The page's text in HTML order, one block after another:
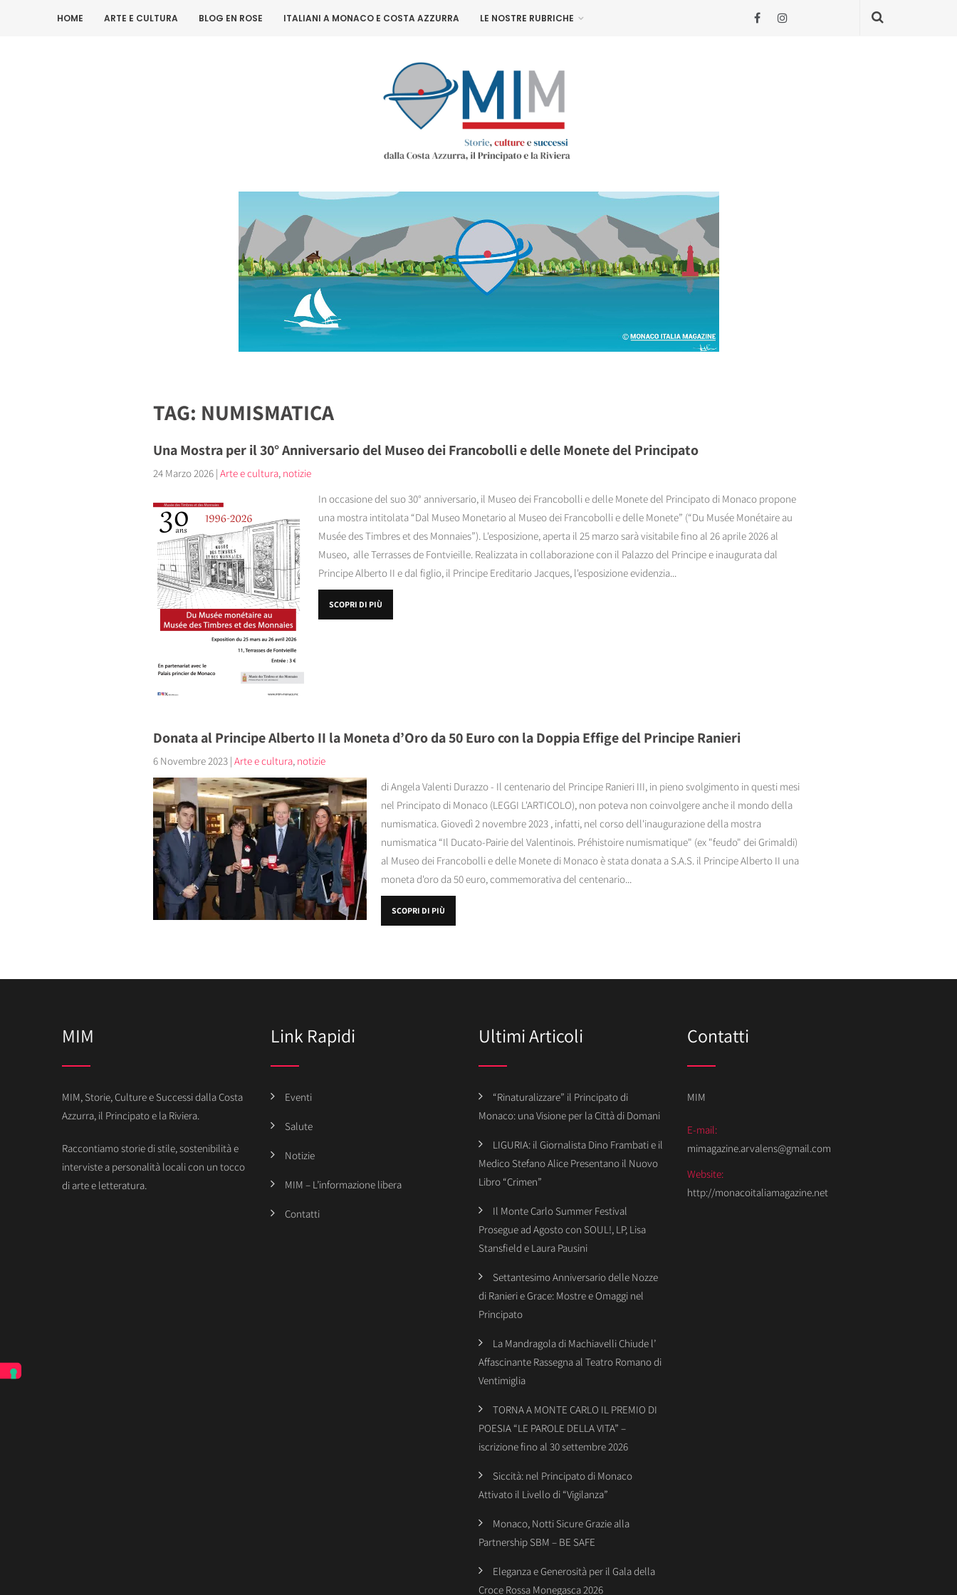
HOME ARTE E CULTURA BLOG EN ROSE ITALIANI A MONACO E COSTA AZZURRA LE NOSTRE RUBRICHE
TAG: NUMISMATICA
Una Mostra per il 30° Anniversario del Museo dei Francobolli e delle Monete del Principato
24 Marzo 2026 | Arte e cultura, notizie
In occasione del suo 30° anniversario, il Museo dei Francobolli e delle Monete del Principato di Monaco propone
una mostra intitolata “Dal Museo Monetario al Museo dei Francobolli e delle Monete” (“Du Musée Monétaire au
Musée des Timbres et des Monnaies”). L'esposizione, aperta il 25 marzo sarà visitabile fino al 26 aprile 2026 al
Museo, alle Terrasses de Fontvieille. Realizzata in collaborazione con il Palazzo del Principe e inaugurata dal
Principe Alberto II e dal figlio, il Principe Ereditario Jacques, l'esposizione evidenzia...
SCOPRI DI PIÙ
Donata al Principe Alberto II la Moneta d’Oro da 50 Euro con la Doppia Effige del Principe Ranieri
6 Novembre 2023 | Arte e cultura, notizie
di Angela Valenti Durazzo - Il centenario del Principe Ranieri III, in pieno svolgimento in questi mesi
nel Principato di Monaco (LEGGI L'ARTICOLO), non poteva non coinvolgere anche il mondo della
numismatica. Giovedì 2 novembre 2023 , infatti, nel corso dell'inaugurazione della mostra
numismatica “Il Ducato-Pairie del Valentinois. Préhistoire numismatique" (ex "feudo" dei Grimaldi)
al Museo dei Francobolli e delle Monete di Monaco è stata donata a S.A.S. il Principe Alberto II una
moneta d'oro da 50 euro, commemorativa del centenario...
SCOPRI DI PIÙ
MIM
MIM, Storie, Culture e Successi dalla Costa
Azzurra, il Principato e la Riviera.
Raccontiamo storie di stile, sostenibilità e
interviste a personalità locali con un tocco
di arte e letteratura.
Link Rapidi
Eventi
Salute
Notizie
MIM – L’informazione libera
Contatti
Ultimi Articoli
“Rinaturalizzare” il Principato di
Monaco: una Visione per la Città di Domani
LIGURIA: il Giornalista Dino Frambati e il
Medico Stefano Alice Presentano il Nuovo
Libro “Crimen”
Il Monte Carlo Summer Festival
Prosegue ad Agosto con SOUL!, LP, Lisa
Stansfield e Laura Pausini
Settantesimo Anniversario delle Nozze
di Ranieri e Grace: Mostre e Omaggi nel
Principato
La Mandragola di Machiavelli Chiude l’
Affascinante Rassegna al Teatro Romano di
Ventimiglia
TORNA A MONTE CARLO IL PREMIO DI
POESIA “LE PAROLE DELLA VITA” –
iscrizione fino al 30 settembre 2026
Siccità: nel Principato di Monaco
Attivato il Livello di “Vigilanza”
Monaco, Notti Sicure Grazie alla
Partnership SBM – BE SAFE
Eleganza e Generosità per il Gala della
Croce Rossa Monegasca 2026
Contatti
MIM
E-mail:
mimagazine.arvalens@gmail.com
Website:
http://monacoitaliamagazine.net